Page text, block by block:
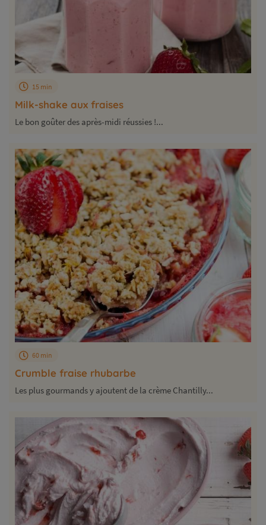
Milk-shake aux fraises
15 min
Le bon goûter des après-midi réussies !...
Crumble fraise rhubarbe
60 min
Les plus gourmands y ajoutent de la crème Chantilly...